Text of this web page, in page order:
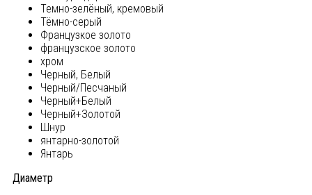
Темно-зелёный, кремовый
Тёмно-серый
Французкое золото
французское золото
хром
Черный, Белый
Черный/Песчаный
Черный+Белый
Черный+Золотой
Шнур
янтарно-золотой
Янтарь
Диаметр